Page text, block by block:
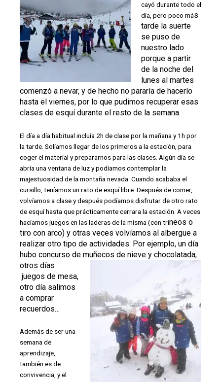
cayó durante todo el
día, pero poco más
tarde la suerte
se puso de
nuestro lado
porque a partir
de la noche del
lunes al martes
comenzó a nevar, y de hecho no pararía de hacerlo
hasta el viernes, por lo que pudimos recuperar esas
clases de esquí durante el resto de la semana.
El día a día habitual incluía 2h de clase por la mañana y 1h por
la tarde. Solíamos llegar de los primeros a la estación, para
coger el material y prepararnos para las clases. Algún día se
abría una ventana de luz y podíamos contemplar la
majestuosidad de la montaña nevada. Cuando acababa el
cursillo, teníamos un rato de esquí libre. Después de comer,
volvíamos a clase y después podíamos disfrutar de otro rato
de esquí hasta que prácticamente cerrara la estación. A veces
hacíamos juegos en las laderas de la misma (con trineos o
tiro con arco) y otras veces volvíamos al albergue a
realizar otro tipo de actividades. Por ejemplo, un día
hubo concurso de muñecos de nieve y chocolatada,
otros días
juegos de mesa,
otro día salimos
a comprar
recuerdos…
Además de ser una
semana de
aprendizaje,
también es de
convivencia, y el